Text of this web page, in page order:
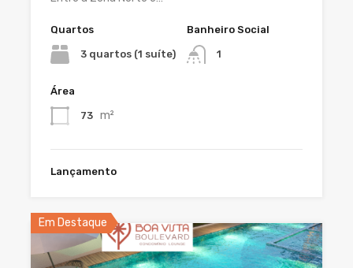
Quartos
3 quartos (1 suíte)
Banheiro Social
1
Área
73 m²
Lançamento
Em Destaque